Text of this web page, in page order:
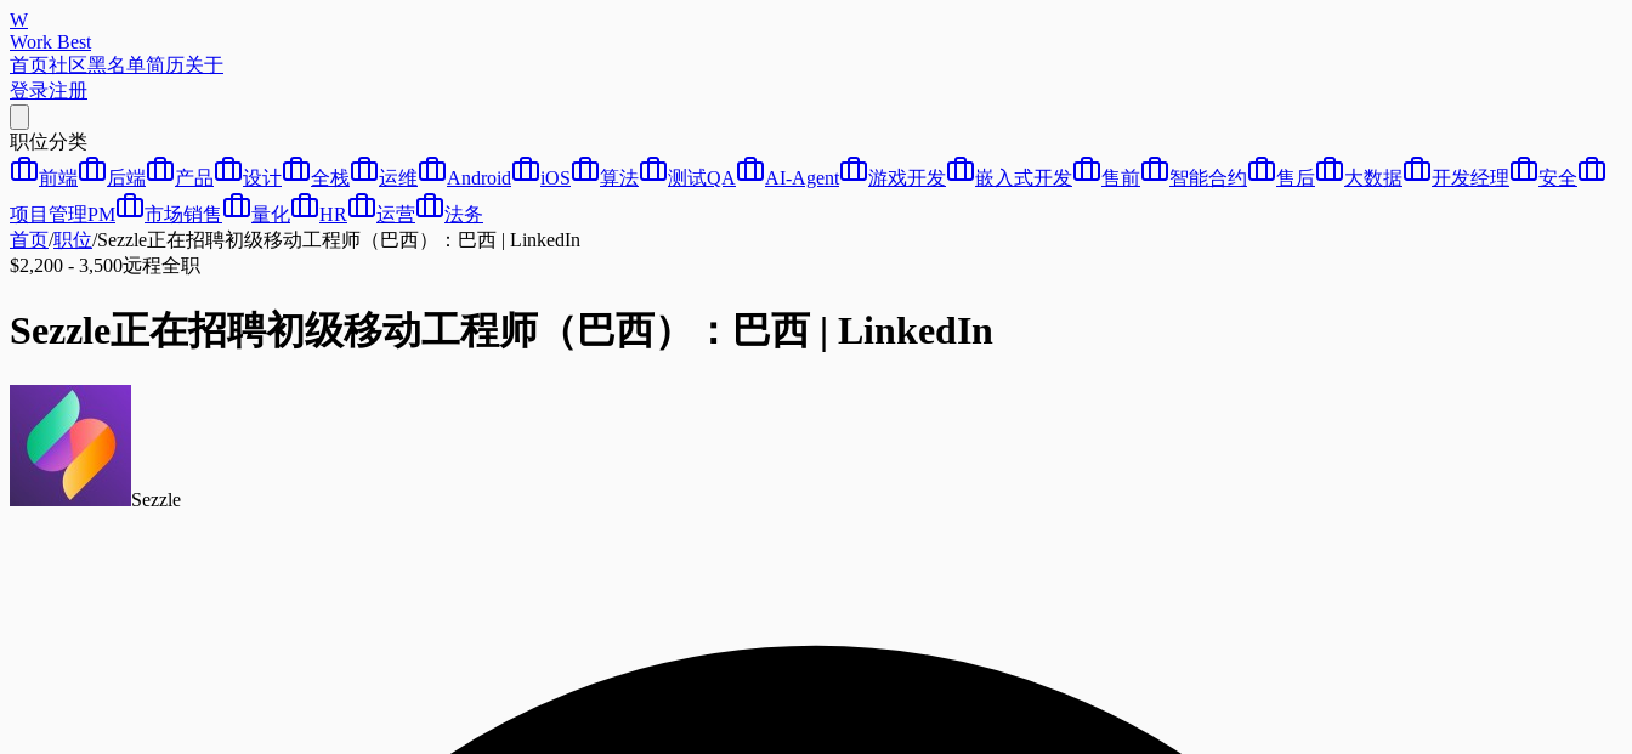
W
Work Best
首页社区黑名单简历关于
登录注册
职位分类
前端
后端 产品 设计 全栈 运维 Android iOS 算法 测试QA AI-Agent 游戏开发 嵌入式开发 售前 智能合约 售后 大数据 开发经理
安全
项目管理PM
市场销售 量化 HR 运营
法务
首页/职位/Sezzle正在招聘初级移动工程师（巴西）：巴西 | LinkedIn
$2,200 - 3,500远程全职
Sezzle正在招聘初级移动工程师（巴西）：巴西 | LinkedIn
Sezzle